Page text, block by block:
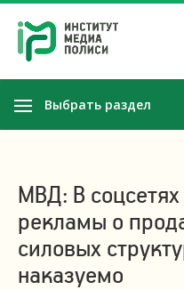
Выбрать раздел
МВД: В соцсетях
рекламы о
силовых
наказуемо